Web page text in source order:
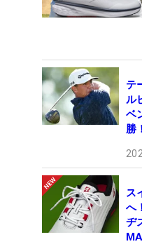
テ
ル
ベ
勝
ス
へ
ヂ